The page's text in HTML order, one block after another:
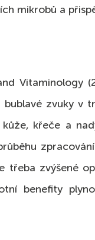
mikrobů a
Vitaminology
bublavé zvuky v
křeče a
zvýšené
benefity